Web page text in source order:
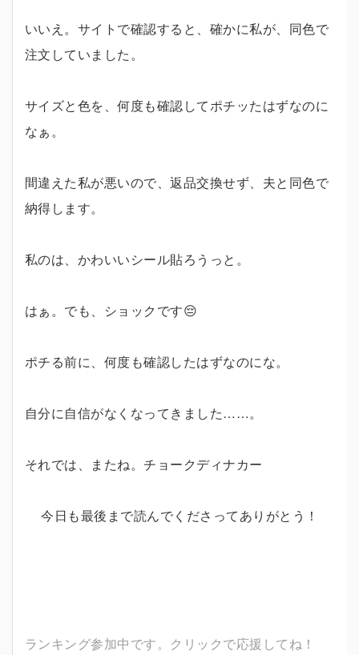
いいえ。サイトで確認すると、確かに私が、同色で
注文していました。
サイズと色を、何度も確認してポチッたはずなのに
なぁ。
間違えた私が悪いので、返品交換せず、夫と同色で
納得します。
私のは、かわいいシール貼ろうっと。
はぁ。でも、ショックです😔
ポチる前に、何度も確認したはずなのにな。
自分に自信がなくなってきました……。
それでは、またね。チョークディナカー
今日も最後まで読んでくださってありがとう！
ランキング参加中です。クリックで応援してね！